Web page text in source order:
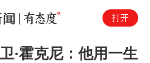
打开
·霍克尼：他用一生